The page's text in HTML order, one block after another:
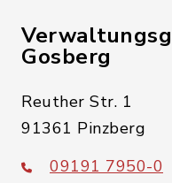
Gosberg
Reuther Str. 1
91361 Pinzberg
09191 7950-0